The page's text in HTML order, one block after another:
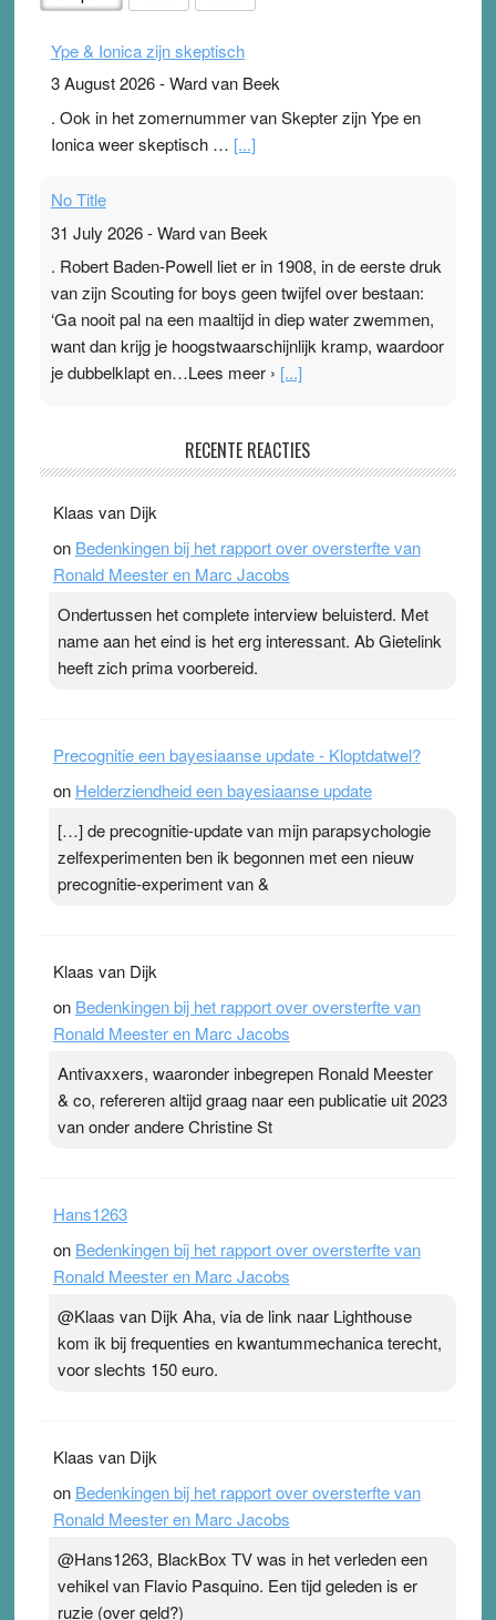
Ype & Ionica zijn skeptisch
3 August 2026-Ward van Beek
. Ook in het zomernummer van Skepter zijn Ype en
Ionica weer skeptisch … [...]
No Title
31 July 2026-Ward van Beek
. Robert Baden-Powell liet er in 1908, in de eerste druk
van zijn Scouting for boys geen twijfel over bestaan:
‘Ga nooit pal na een maaltijd in diep water zwemmen,
want dan krijg je hoogstwaarschijnlijk kramp, waardoor
je dubbelklapt en…Lees meer › [...]
Ward van Beek
topsporters. Ze hopen ermee hun hartslag te verlagen
terwijl ze meer zuurstof opnemen. Daarop heeft zo’n
pleister geen effect. Maar het gevoel ‘makkelijker te
Pleisterplakkers in de topspsort ›[...]
RECENTE REACTIES
Klaas van Dijk
on Bedenkingen bij het rapport over oversterfte van
Ronald Meester en Marc Jacobs
Ondertussen het complete interview beluisterd. Met
name aan het eind is het erg interessant. Ab Gietelink
heeft zich prima voorbereid.
Precognitie een bayesiaanse update - Kloptdatwel?
on Helderziendheid een bayesiaanse update
[…] de precognitie-update van mijn parapsychologie
zelfexperimenten ben ik begonnen met een nieuw
precognitie-experiment van &
Klaas van Dijk
on Bedenkingen bij het rapport over oversterfte van
Ronald Meester en Marc Jacobs
Antivaxxers, waaronder inbegrepen Ronald Meester
& co, refereren altijd graag naar een publicatie uit 2023
van onder andere Christine St
Hans1263
on Bedenkingen bij het rapport over oversterfte van
Ronald Meester en Marc Jacobs
@Klaas van Dijk Aha, via de link naar Lighthouse
kom ik bij frequenties en kwantummechanica terecht,
voor slechts 150 euro.
Klaas van Dijk
on Bedenkingen bij het rapport over oversterfte van
Ronald Meester en Marc Jacobs
@Hans1263, BlackBox TV was in het verleden een
vehikel van Flavio Pasquino. Een tijd geleden is er
ruzie (over geld?)